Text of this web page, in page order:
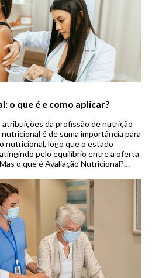
o que é e como aplicar?
atribuições da profissão de nutrição
é de suma importância para
nutricional, logo que o estado
pelo equilíbrio entre a oferta
o que é Avaliação Nutricional?